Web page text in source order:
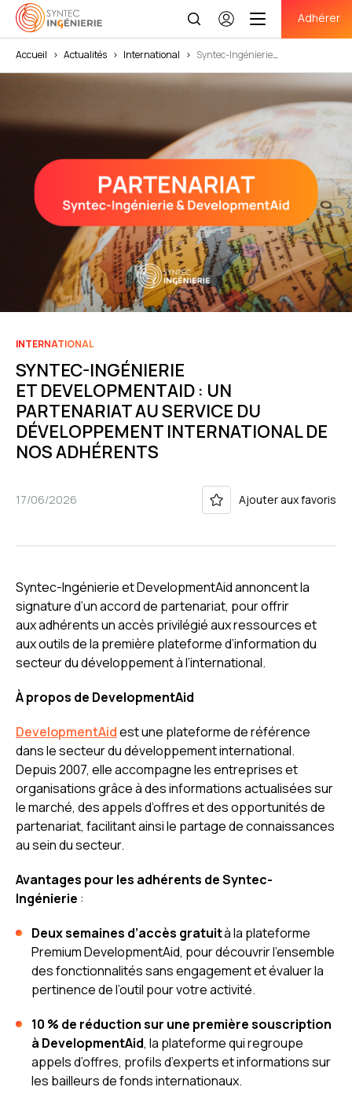
Se
connecter
Adhérer
Accueil > Actualités > International > Syntec-Ingénierie
international de nos adhérents
INTERNATIONAL
SYNTEC-INGÉNIERIE
ET DEVELOPMENTAID : UN
PARTENARIAT AU SERVICE DU
DÉVELOPPEMENT INTERNATIONAL DE
NOS ADHÉRENTS
17/06/2026 Ajouter aux favoris
Syntec-Ingénierie et DevelopmentAid annoncent la
signature d’un accord de partenariat, pour offrir
aux adhérents un accès privilégié aux ressources et
aux outils de la première plateforme d’information du
secteur du développement à l’international.
À propos de DevelopmentAid
DevelopmentAidest une plateforme de référence
dans le secteur du développement international.
Depuis 2007, elle accompagne les entreprises et
organisations grâce à des informations actualisées sur
le marché, des appels d’offres et des opportunités de
partenariat, facilitant ainsi le partage de connaissances
au sein du secteur.
Avantages pour les adhérents de Syntec-
Ingénierie :
Deux semaines d’accès gratuità la plateforme
Premium DevelopmentAid, pour découvrir l’ensemble
des fonctionnalités sans engagement et évaluer la
pertinence de l’outil pour votre activité.
10 % de réduction sur une première souscription
à DevelopmentAid, la plateforme qui regroupe
appels d’offres, profils d’experts et informations sur
les bailleurs de fonds internationaux.